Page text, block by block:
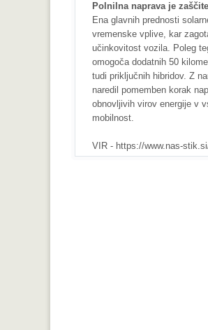
Polnilna naprava je
Ena glavnih prednosti
vremenske vplive, kar
učinkovitost vozila. Poleg
omogoča dodatnih 50
tudi priključnih hibridov. Z
naredil pomemben korak
obnovljivih virov energije v
mobilnost.
VIR - https://www.nas-